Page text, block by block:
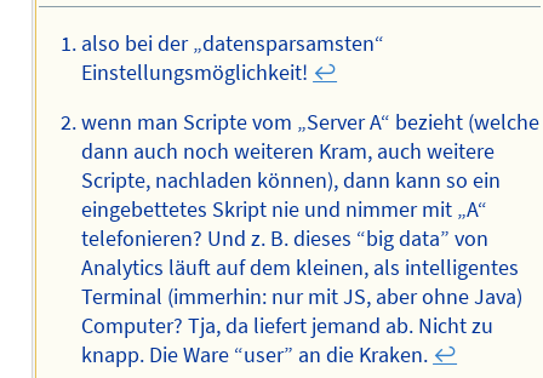
also bei der „datensparsamsten“
Einstellungsmöglichkeit! ↩︎
wenn man Scripte vom „Server A“ bezieht (welche
dann auch noch weiteren Kram, auch weitere
Scripte, nachladen können), dann kann so ein
eingebettetes Skript nie und nimmer mit „A“
telefonieren? Und z. B. dieses “big data” von
Analytics läuft auf dem kleinen, als intelligentes
Terminal (immerhin: nur mit JS, aber ohne Java)
Computer? Tja, da liefert jemand ab. Nicht zu
knapp. Die Ware “user” an die Kraken. ↩︎